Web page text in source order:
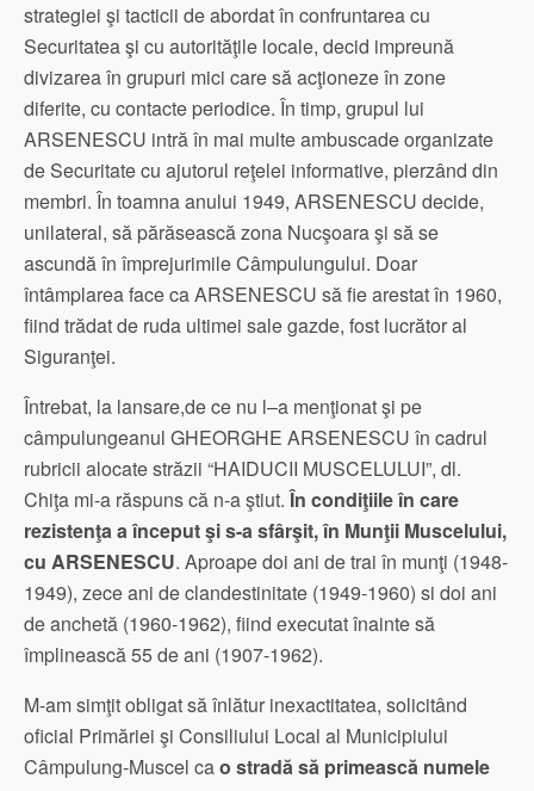
strategiei şi tacticii de abordat în confruntarea cu
Securitatea şi cu autorităţile locale, decid impreună
divizarea în grupuri mici care să acţioneze în zone
diferite, cu contacte periodice. În timp, grupul lui
ARSENESCU intră în mai multe ambuscade organizate
de Securitate cu ajutorul reţelei informative, pierzând din
membri. În toamna anului 1949, ARSENESCU decide,
unilateral, să părăsească zona Nucşoara şi să se
ascundă în împrejurimile Câmpulungului. Doar
întâmplarea face ca ARSENESCU să fie arestat în 1960,
fiind trădat de ruda ultimei sale gazde, fost lucrător al
Siguranţei.
Întrebat, la lansare,de ce nu l–a menţionat şi pe
câmpulungeanul GHEORGHE ARSENESCU în cadrul
rubricii alocate străzii “HAIDUCII MUSCELULUI”, dl.
Chiţa mi-a răspuns că n-a ştiut.În condiţiile în care
rezistenţa a început şi s-a sfârşit, în Munţii Muscelului,
cu ARSENESCU. Aproape doi ani de trai în munţi (1948-
1949), zece ani de clandestinitate (1949-1960) si doi ani
de anchetă (1960-1962), fiind executat înainte să
împlinească 55 de ani (1907-1962).
M-am simţit obligat să înlătur inexactitatea, solicitând
oficial Primăriei şi Consiliului Local al Municipiului
Câmpulung-Muscel cao stradă să primească numele